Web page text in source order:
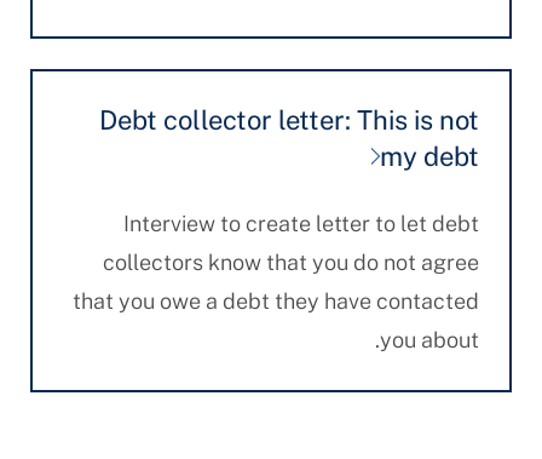
Debt collector letter: This is not
my debt
Interview to create letter to let debt
collectors know that you do not agree
that you owe a debt they have contacted
you about.